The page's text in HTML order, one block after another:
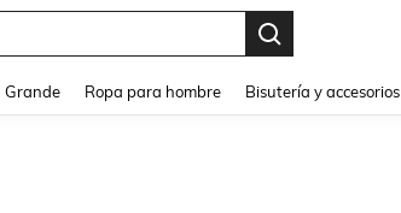
Grande Ropa para hombre Bisutería y accesorios